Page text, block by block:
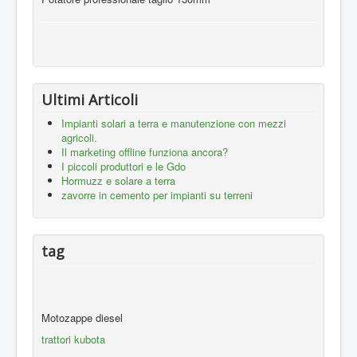
Ultimi Articoli
Impianti solari a terra e manutenzione con mezzi
agricoli.
Il marketing offline funziona ancora?
I piccoli produttori e le Gdo
Hormuzz e solare a terra
zavorre in cemento per impianti su terreni
tag
Motozappe diesel
trattori kubota